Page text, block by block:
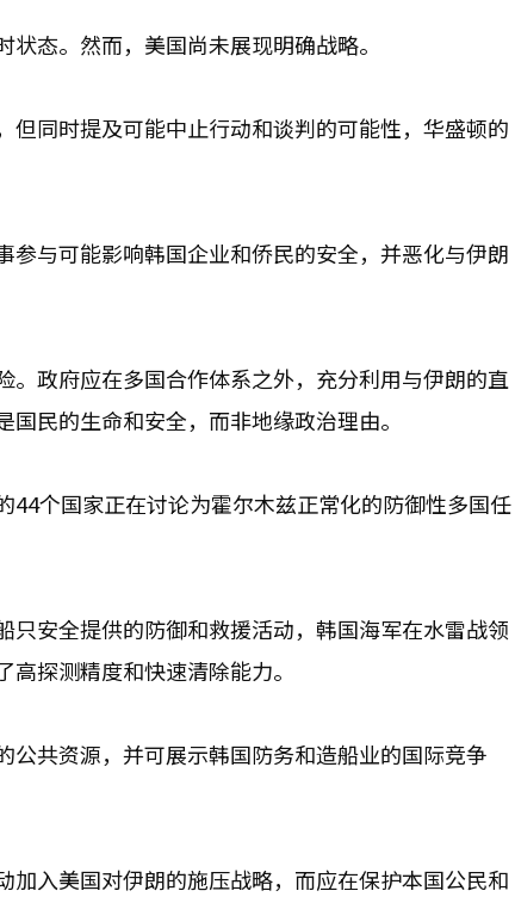
态。然而，美国尚未展现明确战略。
同时提及可能中止行动和谈判的可能性，华盛顿的
与可能影响韩国企业和侨民的安全，并恶化与伊朗
政府应在多国合作体系之外，充分利用与伊朗的直
民的生命和安全，而非地缘政治理由。
个国家正在讨论为霍尔木兹正常化的防御性多国任
安全提供的防御和救援活动，韩国海军在水雷战领
探测精度和快速清除能力。
共资源，并可展示韩国防务和造船业的国际竞争
入美国对伊朗的施压战略，而应在保护本国公民和